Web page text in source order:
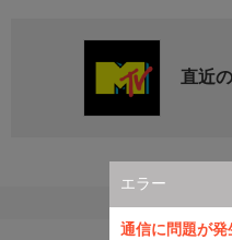
エラー
通信に問題が
直近